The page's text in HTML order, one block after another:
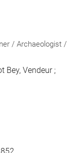
/ Archaeologist /
Bey, Vendeur ;